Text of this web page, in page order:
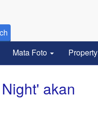
Mata Foto Property
akan